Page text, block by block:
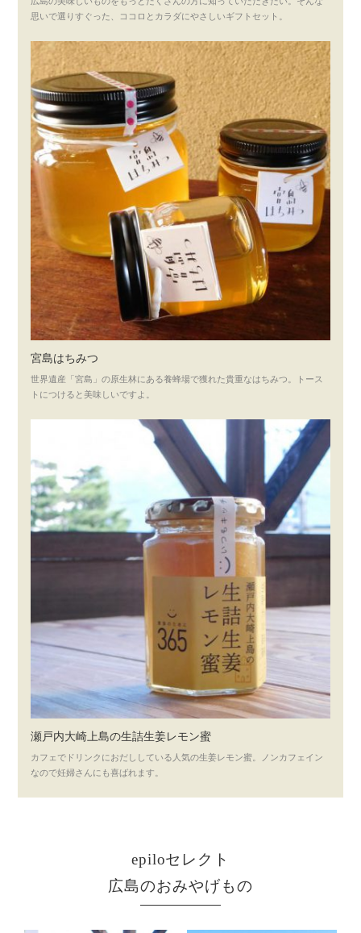
思いで選りすぐった、ココロとカラダにやさしいギフトセット。
宮島はちみつ
世界遺産「宮島」の原生林にある養蜂場で獲れた貴重なはちみつ。トース
トにつけると美味しいですよ。
瀬戸内大崎上島の生詰生姜レモン蜜
カフェでドリンクにおだししている人気の生姜レモン蜜。ノンカフェイン
なので妊婦さんにも喜ばれます。
epiloセレクト
広島のおみやげもの